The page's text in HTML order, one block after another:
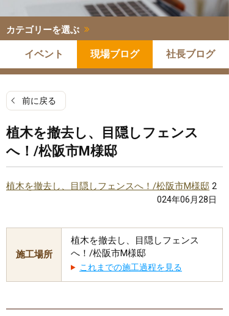
カテゴリーを選ぶ
イベント 現場ブログ 社長ブログ
前に戻る
植木を撤去し、目隠しフェンス
へ！/松阪市M様邸
植木を撤去し、目隠しフェンスへ！/松阪市M様邸 2
024年06月28日
施工場所
植木を撤去し、目隠しフェンス
へ！/松阪市M様邸
これまでの施工過程を見る